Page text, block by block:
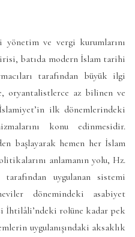
ve vergi kurumlarını
batıda modern İslam tarihi
tarafından büyük ilgi
oryantalistlerce az bilinen ve
ilk dönemlerindeki
konu edinmesidir.
başlayarak hemen her İslam
anlamanın yolu, Hz.
uygulanan sistemi
dönemindeki asabiyet
İhtilâli’ndeki rolüne kadar pek
uygulanışındaki aksaklık